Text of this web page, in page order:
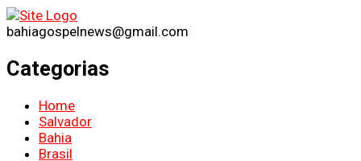
bahiagospelnews@gmail.com
Categorias
Home
Salvador
Bahia
Brasil